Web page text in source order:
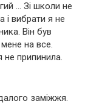
… Зі школи не
і вибрати я не
Він був
на все.
не припинила.
заміжжя.